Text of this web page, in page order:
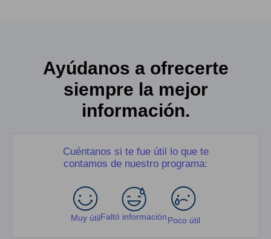
Ayúdanos a ofrecerte
siempre la mejor
información.
Cuéntanos si te fue útil lo que te
contamos de nuestro programa:
Muy útilFaltó informaciónPoco útil